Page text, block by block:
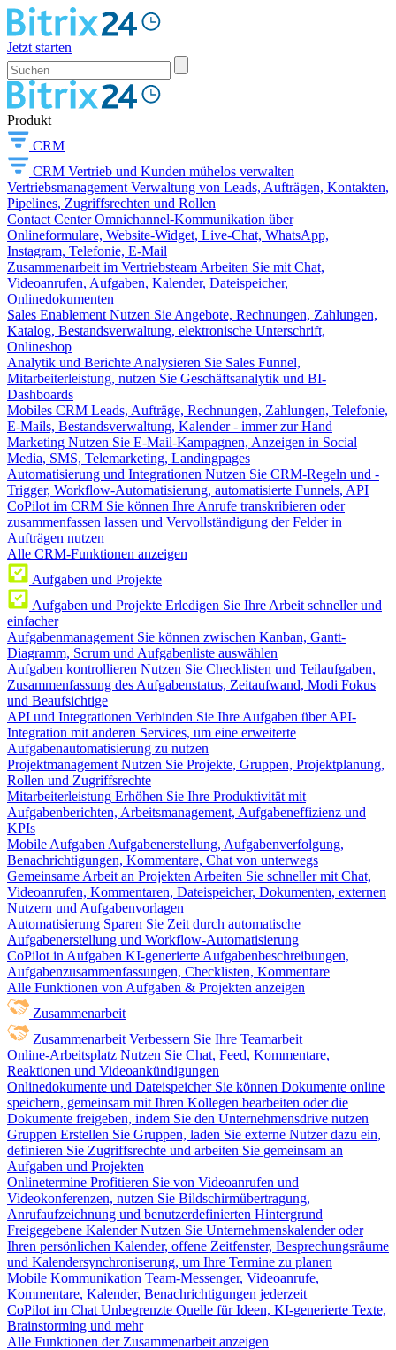
Jetzt starten
Produkt
CRM
CRM Vertrieb und Kunden mühelos verwalten
Vertriebsmanagement Verwaltung von Leads, Aufträgen, Kontakten,
Pipelines, Zugriffsrechten und Rollen
Contact Center Omnichannel-Kommunikation über
Onlineformulare, Website-Widget, Live-Chat, WhatsApp,
Instagram, Telefonie, E-Mail
Zusammenarbeit im Vertriebsteam Arbeiten Sie mit Chat,
Videoanrufen, Aufgaben, Kalender, Dateispeicher,
Onlinedokumenten
Sales Enablement Nutzen Sie Angebote, Rechnungen, Zahlungen,
Katalog, Bestandsverwaltung, elektronische Unterschrift,
Onlineshop
Analytik und Berichte Analysieren Sie Sales Funnel,
Mitarbeiterleistung, nutzen Sie Geschäftsanalytik und BI-
Dashboards
Mobiles CRM Leads, Aufträge, Rechnungen, Zahlungen, Telefonie,
E-Mails, Bestandsverwaltung, Kalender - immer zur Hand
Marketing Nutzen Sie E-Mail-Kampagnen, Anzeigen in Social
Media, SMS, Telemarketing, Landingpages
Automatisierung und Integrationen Nutzen Sie CRM-Regeln und -
Trigger, Workflow-Automatisierung, automatisierte Funnels, API
CoPilot im CRM Sie können Ihre Anrufe transkribieren oder
zusammenfassen lassen und Vervollständigung der Felder in
Aufträgen nutzen
Alle CRM-Funktionen anzeigen
Aufgaben und Projekte
Aufgaben und Projekte Erledigen Sie Ihre Arbeit schneller und
einfacher
Aufgabenmanagement Sie können zwischen Kanban, Gantt-
Diagramm, Scrum und Aufgabenliste auswählen
Aufgaben kontrollieren Nutzen Sie Checklisten und Teilaufgaben,
Zusammenfassung des Aufgabenstatus, Zeitaufwand, Modi Fokus
und Beaufsichtige
API und Integrationen Verbinden Sie Ihre Aufgaben über API-
Integration mit anderen Services, um eine erweiterte
Aufgabenautomatisierung zu nutzen
Projektmanagement Nutzen Sie Projekte, Gruppen, Projektplanung,
Rollen und Zugriffsrechte
Mitarbeiterleistung Erhöhen Sie Ihre Produktivität mit
Aufgabenberichten, Arbeitsmanagement, Aufgabeneffizienz und
KPIs
Mobile Aufgaben Aufgabenerstellung, Aufgabenverfolgung,
Benachrichtigungen, Kommentare, Chat von unterwegs
Gemeinsame Arbeit an Projekten Arbeiten Sie schneller mit Chat,
Videoanrufen, Kommentaren, Dateispeicher, Dokumenten, externen
Nutzern und Aufgabenvorlagen
Automatisierung Sparen Sie Zeit durch automatische
Aufgabenerstellung und Workflow-Automatisierung
CoPilot in Aufgaben KI-generierte Aufgabenbeschreibungen,
Aufgabenzusammenfassungen, Checklisten, Kommentare
Alle Funktionen von Aufgaben & Projekten anzeigen
Zusammenarbeit
Zusammenarbeit Verbessern Sie Ihre Teamarbeit
Online-Arbeitsplatz Nutzen Sie Chat, Feed, Kommentare,
Reaktionen und Videoankündigungen
Onlinedokumente und Dateispeicher Sie können Dokumente online
speichern, gemeinsam mit Ihren Kollegen bearbeiten oder die
Dokumente freigeben, indem Sie den Unternehmensdrive nutzen
Gruppen Erstellen Sie Gruppen, laden Sie externe Nutzer dazu ein,
definieren Sie Zugriffsrechte und arbeiten Sie gemeinsam an
Aufgaben und Projekten
Onlinetermine Profitieren Sie von Videoanrufen und
Videokonferenzen, nutzen Sie Bildschirmübertragung,
Anrufaufzeichnung und benutzerdefinierten Hintergrund
Freigegebene Kalender Nutzen Sie Unternehmenskalender oder
Ihren persönlichen Kalender, offene Zeitfenster, Besprechungsräume
und Kalendersynchroniserung, um Ihre Termine zu planen
Mobile Kommunikation Team-Messenger, Videoanrufe,
Kommentare, Kalender, Benachrichtigungen jederzeit
CoPilot im Chat Unbegrenzte Quelle für Ideen, KI-generierte Texte,
Brainstorming und mehr
Alle Funktionen der Zusammenarbeit anzeigen